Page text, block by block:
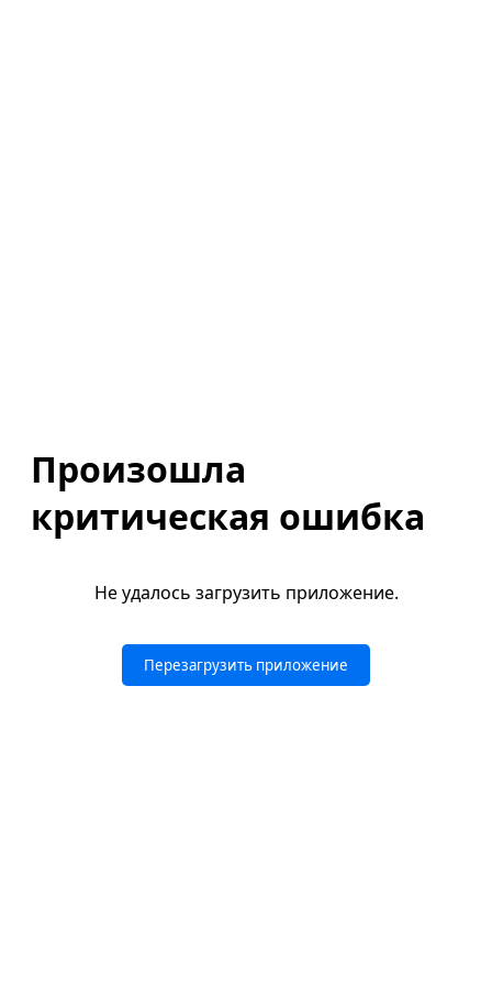
Произошла
критическая ошибка
Не удалось загрузить приложение.
Перезагрузить приложение